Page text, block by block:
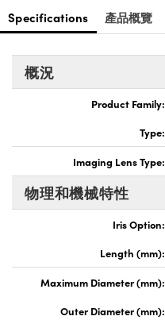
(UFI)
Specifications 產品概覽
概況
Product Family:
Type:
Imaging Lens Type:
物理和機械特性
Iris Option:
Length (mm):
Maximum Diameter (mm):
Outer Diameter (mm):